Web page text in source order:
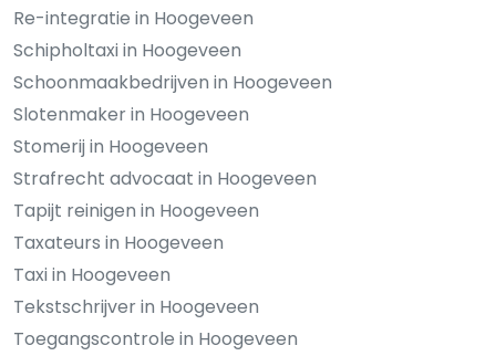
Re-integratie in Hoogeveen
Schipholtaxi in Hoogeveen
Schoonmaakbedrijven in Hoogeveen
Slotenmaker in Hoogeveen
Stomerij in Hoogeveen
Strafrecht advocaat in Hoogeveen
Tapijt reinigen in Hoogeveen
Taxateurs in Hoogeveen
Taxi in Hoogeveen
Tekstschrijver in Hoogeveen
Toegangscontrole in Hoogeveen